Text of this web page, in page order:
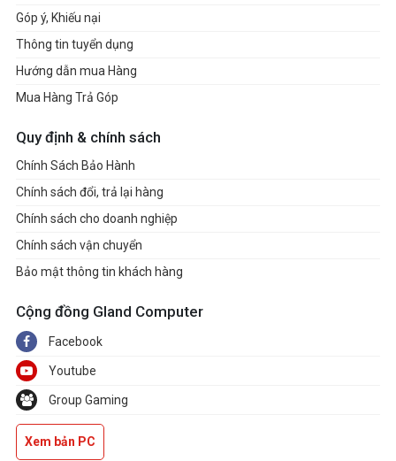
Góp ý, Khiếu nại
Thông tin tuyển dụng
Hướng dẫn mua Hàng
Mua Hàng Trả Góp
Quy định & chính sách
Chính Sách Bảo Hành
Chính sách đổi, trả lại hàng
Chính sách cho doanh nghiệp
Chính sách vận chuyển
Bảo mật thông tin khách hàng
Cộng đồng Gland Computer
Facebook
Youtube
Group Gaming
Xem bản PC